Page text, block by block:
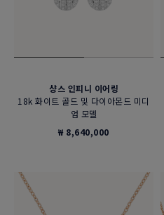
샹스 인피니 이어링
18k 화이트 골드 및 다이아몬드 미디
엄 모델
₩ 8,640,000